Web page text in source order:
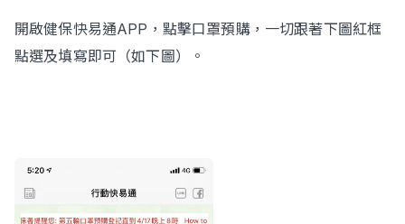
開啟健保快易通APP，點擊口罩預購，一切跟著下圖紅框
點選及填寫即可（如下圖）。